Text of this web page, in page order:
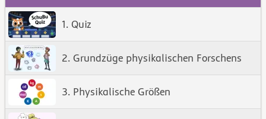
1. Quiz
2. Grundzüge physikalischen Forschens
3. Physikalische Größen